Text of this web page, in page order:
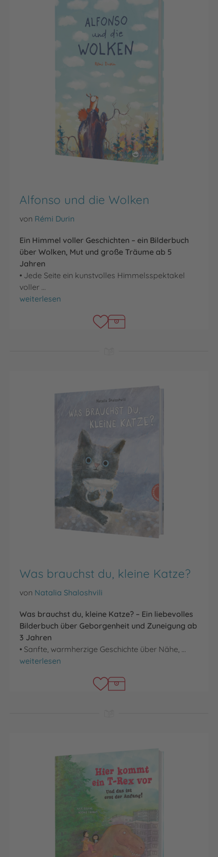
Alfonso und die Wolken
von Rémi Durin
Ein Himmel voller Geschichten – ein Bilderbuch
über Wolken, Mut und große Träume ab 5
Jahren
• Jede Seite ein kunstvolles Himmelsspektakel
voller …
Alfonso und die Wolken
weiterlesen
Was brauchst du, kleine Katze?
von Natalia Shaloshvili
Was brauchst du, kleine Katze? – Ein liebevolles
Bilderbuch über Geborgenheit und Zuneigung ab
3 Jahren
• Sanfte, warmherzige Geschichte über Nähe, …
Was brauchst du, kleine Katze?
weiterlesen